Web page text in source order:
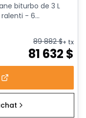
biturbo de 3 L
- 6...
89 882$+ tx
81 632 $